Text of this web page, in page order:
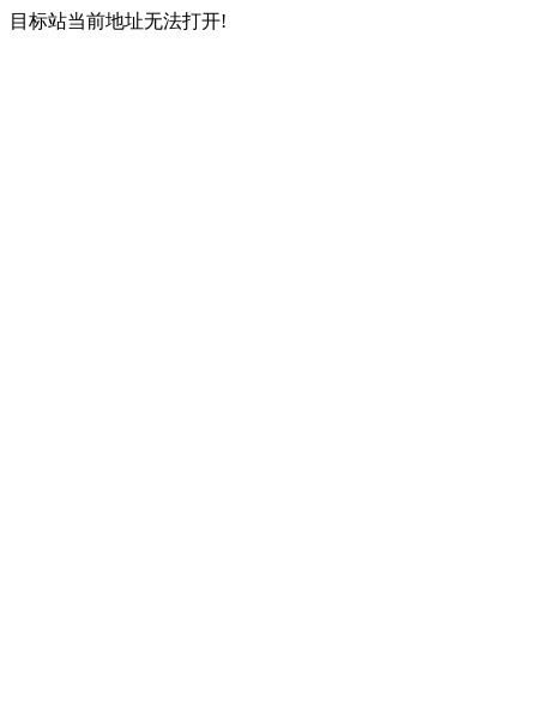
目标站当前地址无法打开!